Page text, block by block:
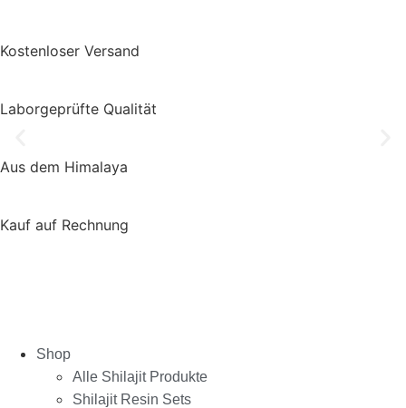
Kostenloser Versand
Laborgeprüfte Qualität
Aus dem Himalaya
Kauf auf Rechnung
Shop
Alle Shilajit Produkte
Shilajit Resin Sets